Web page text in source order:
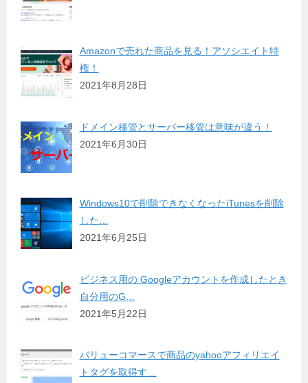
Amazonで売れた商品を見る！アソシエイト特
権！
2021年8月28日
ドメイン移管とサーバー移管は意味が違う！
2021年6月30日
Windows10で削除できなくなったiTunesを削除
した…
2021年6月25日
ビジネス用の Googleアカウントを作成したとき
自分用のG…
2021年5月22日
バリューコマースで商品のyahooアフィリエイ
トタグを取得す…